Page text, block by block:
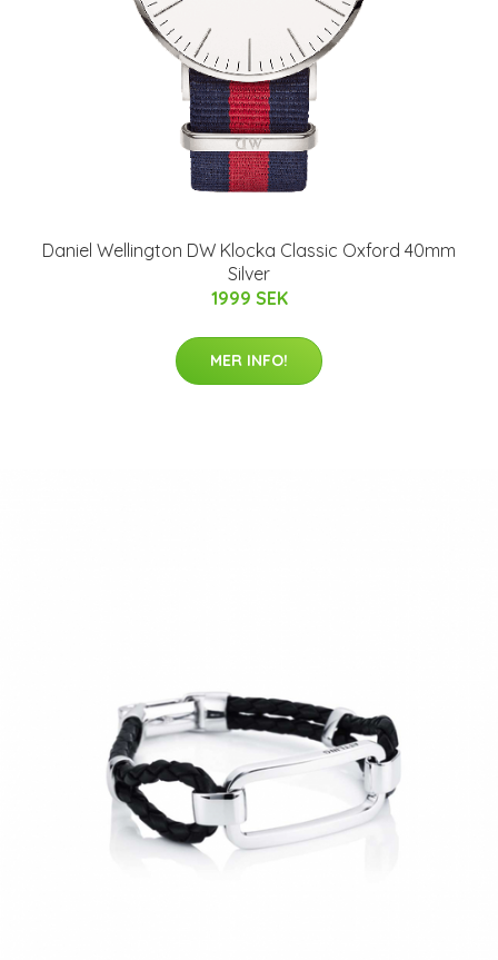
Daniel Wellington DW Klocka Classic Oxford 40mm
Silver
1999 SEK
MER INFO!